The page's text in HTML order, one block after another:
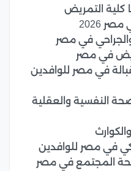
كلية التمريض
2026
في مصر
في مصر
في مصر للوافدين
النفسية والعقلية
في مصر للوافدين
المجتمع في مصر